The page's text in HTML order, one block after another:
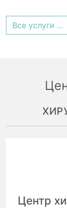
Все услуги ...
Центр